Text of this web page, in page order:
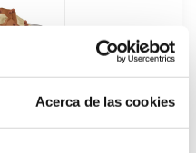
Acerca de las cookies